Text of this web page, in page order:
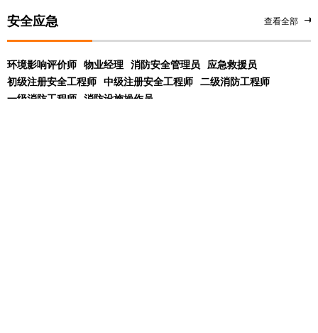
安全应急 查看全部
环境影响评价师 物业经理 消防安全管理员
应急救援员
初级注册安全工程师
中级注册安全工程师
二级消防工程师
一级消防工程师
消防设施操作员